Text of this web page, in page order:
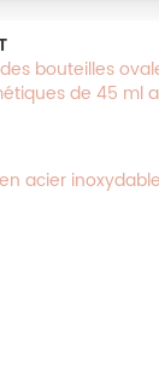
bouteilles
de 45 ml
acier